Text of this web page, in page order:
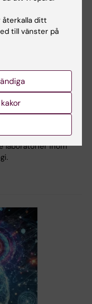
Program at Boğaziçi
University
inom
att få praktisk
laboratorier inom
återkalla ditt
till vänster på